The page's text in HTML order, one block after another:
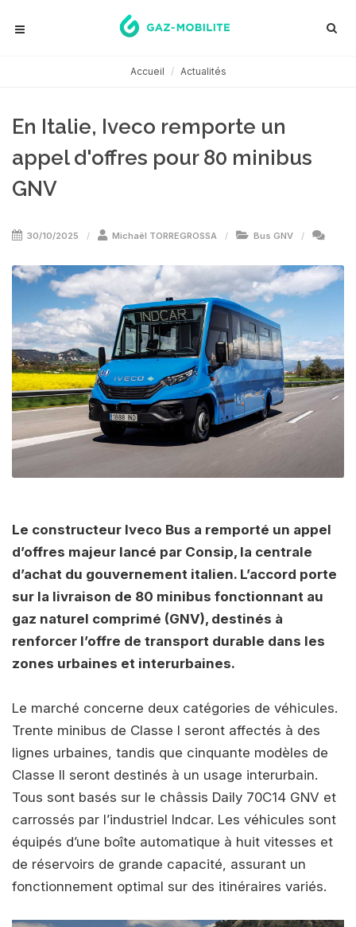
Accueil Actualités
En Italie, Iveco remporte un
appel d'offres pour 80 minibus
GNV
30/10/2025 Michaël TORREGROSSA Bus GNV
Le constructeur Iveco Bus a remporté un appel
d’offres majeur lancé par Consip, la centrale
d’achat du gouvernement italien. L’accord porte
sur la livraison de 80 minibus fonctionnant au
gaz naturel comprimé (GNV), destinés à
renforcer l’offre de transport durable dans les
zones urbaines et interurbaines.
Le marché concerne deux catégories de véhicules.
Trente minibus de Classe I seront affectés à des
lignes urbaines, tandis que cinquante modèles de
Classe II seront destinés à un usage interurbain.
Tous sont basés sur le châssis Daily 70C14 GNV et
carrossés par l’industriel Indcar. Les véhicules sont
équipés d’une boîte automatique à huit vitesses et
de réservoirs de grande capacité, assurant un
fonctionnement optimal sur des itinéraires variés.